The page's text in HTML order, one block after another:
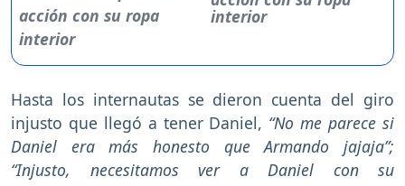
interior
Hasta los internautas se dieron cuenta del giro
injusto que llegó a tener Daniel, “No me parece si
Daniel era más honesto que Armando jajaja”;
“Injusto, necesitamos ver a Daniel con su